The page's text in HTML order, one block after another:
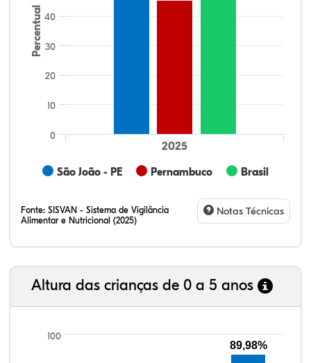
Percentual
São João - PE Pernambuco Brasil
2025
0
10
20
30
40
Fonte: SISVAN - Sistema de Vigilância
Alimentar e Nutricional (2025)
Notas Técnicas
Altura das crianças de 0 a 5 anos
100
89,98%